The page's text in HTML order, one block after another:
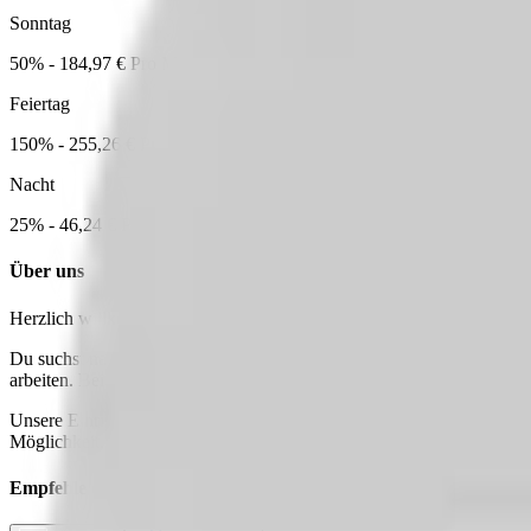
Sonntag
50% - 184,97 € Pro Monat
Feiertag
150% - 255,26 € Pro Monat
Nacht
25% - 46,24 € Pro Monat
Über uns
Herzlich willkommen bei Ihre Assistenz im Norden -
Du suchst nach einer neuen beruflichen Herausforderung? Dann
arbeiten. Bei uns erwartet Dich ein inspirierendes Arbeitsumfeld, in
Unsere Einrichtung bietet Dir die Möglichkeit, Deine Talente zu
Möglichkeit, ein Auto privat zu nutzen – dank der 1%-Regelung.
Empfehle diesen